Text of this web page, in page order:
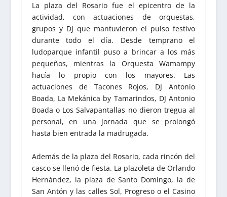
La plaza del Rosario fue el epicentro de la
actividad, con actuaciones de orquestas,
grupos y DJ que mantuvieron el pulso festivo
durante todo el día. Desde temprano el
ludoparque infantil puso a brincar a los más
pequeños, mientras la Orquesta Wamampy
hacía lo propio con los mayores. Las
actuaciones de Tacones Rojos, DJ Antonio
Boada, La Mekánica by Tamarindos, DJ Antonio
Boada o Los Salvapantallas no dieron tregua al
personal, en una jornada que se prolongó
hasta bien entrada la madrugada.
Además de la plaza del Rosario, cada rincón del
casco se llenó de fiesta. La plazoleta de Orlando
Hernández, la plaza de Santo Domingo, la de
San Antón y las calles Sol, Progreso o el Casino